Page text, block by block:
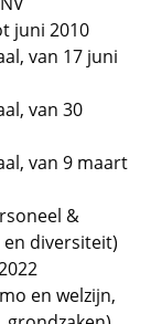
juni 2010
van 17 juni
van 30
van 9 maart
&
diversiteit)
en welzijn,